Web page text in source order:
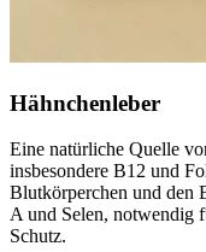
Hähnchenleber
Eine natürliche Quelle
insbesondere B12 und
Blutkörperchen und den
A und Selen, notwendig
Schutz.